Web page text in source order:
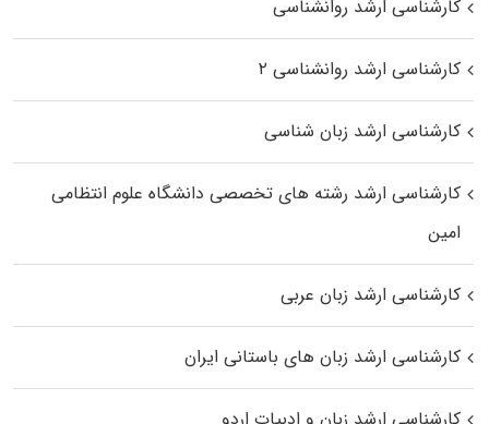
کارشناسی ارشد روانشناسی
کارشناسی ارشد روانشناسی ۲
کارشناسی ارشد زبان شناسی
کارشناسی ارشد رﺷﺘﻪ ﻫﺎی تخصصی داﻧﺸﮕﺎه ﻋﻠﻮم انتظامی
اﻣﻴﻦ
کارشناسی ارشد زبان عربی
کارشناسی ارشد زبان‌ های باستانی ایران